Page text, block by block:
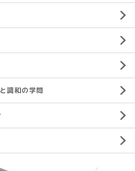
調和の学問